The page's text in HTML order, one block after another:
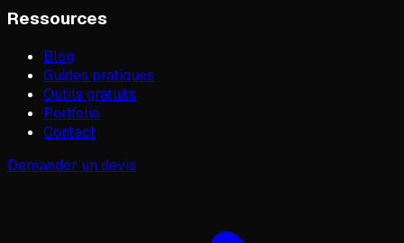
Ressources
Blog
Guides pratiques
Outils gratuits
Portfolio
Contact
Demander un devis